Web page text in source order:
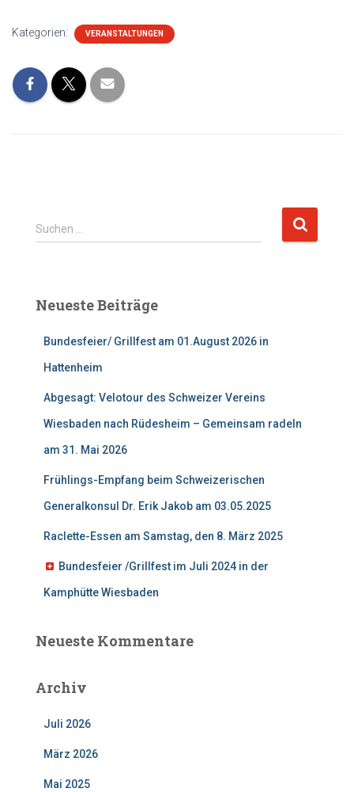
Kategorien: VERANSTALTUNGEN
S
u
n
Suchen …
Neueste Beiträge
Bundesfeier/ Grillfest am 01.August 2026 in
Hattenheim
Abgesagt: Velotour des Schweizer Vereins
Wiesbaden nach Rüdesheim – Gemeinsam radeln
am 31. Mai 2026
Frühlings-Empfang beim Schweizerischen
Generalkonsul Dr. Erik Jakob am 03.05.2025
Raclette-Essen am Samstag, den 8. März 2025
Bundesfeier /Grillfest im Juli 2024 in der
Kamphütte Wiesbaden
Neueste Kommentare
Archiv
Juli 2026
März 2026
Mai 2025